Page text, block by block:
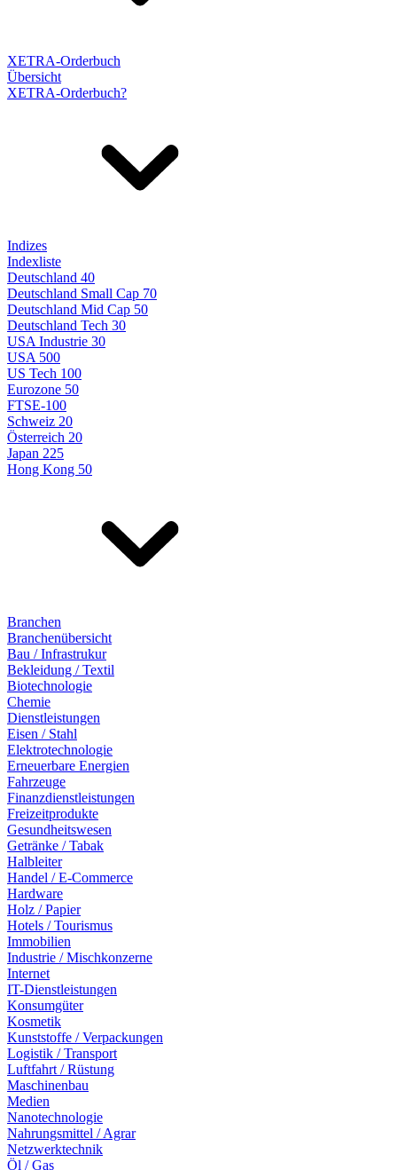
XETRA-Orderbuch
Übersicht
XETRA-Orderbuch?
Indizes
Indexliste
Deutschland 40
Deutschland Small Cap 70
Deutschland Mid Cap 50
Deutschland Tech 30
USA Industrie 30
USA 500
US Tech 100
Eurozone 50
FTSE-100
Schweiz 20
Österreich 20
Japan 225
Hong Kong 50
Branchen
Branchenübersicht
Bau / Infrastrukur
Bekleidung / Textil
Biotechnologie
Chemie
Dienstleistungen
Eisen / Stahl
Elektrotechnologie
Erneuerbare Energien
Fahrzeuge
Finanzdienstleistungen
Freizeitprodukte
Gesundheitswesen
Getränke / Tabak
Halbleiter
Handel / E-Commerce
Hardware
Holz / Papier
Hotels / Tourismus
Immobilien
Industrie / Mischkonzerne
Internet
IT-Dienstleistungen
Konsumgüter
Kosmetik
Kunststoffe / Verpackungen
Logistik / Transport
Luftfahrt / Rüstung
Maschinenbau
Medien
Nanotechnologie
Nahrungsmittel / Agrar
Netzwerktechnik
Öl / Gas